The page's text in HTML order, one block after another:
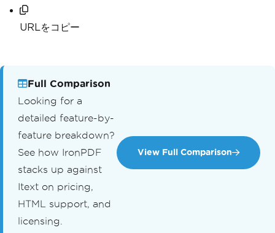
URLをコピー
Full Comparison
Looking for a
detailed feature-by-
feature breakdown?
See how IronPDF
stacks up against
Itext on pricing,
HTML support, and
licensing.
View Full Comparison